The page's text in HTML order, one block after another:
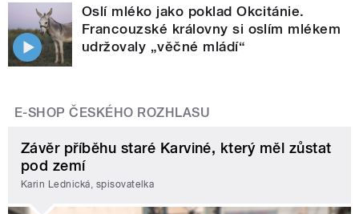
Oslí mléko jako poklad Okcitánie.
Francouzské královny si oslím mlékem
udržovaly „věčné mládí“
E-SHOP ČESKÉHO ROZHLASU
Závěr příběhu staré Karviné, který měl zůstat
pod zemí
Karin Lednická, spisovatelka